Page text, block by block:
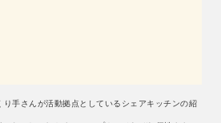
手さんが活動拠点としているシェアキッチンの紹